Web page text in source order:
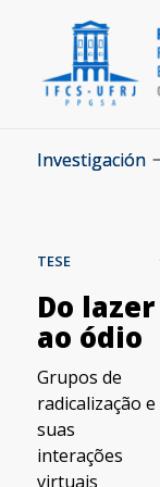
Investigación
TESE
Do lazer
ao ódio
Grupos de
radicalização e
suas
interações
virtuais